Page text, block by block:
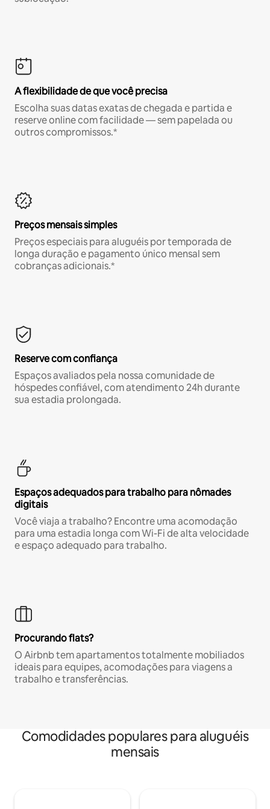
A flexibilidade de que você precisa
Escolha suas datas exatas de chegada e partida e
reserve online com facilidade — sem papelada ou
outros compromissos.*
Preços mensais simples
Preços especiais para aluguéis por temporada de
longa duração e pagamento único mensal sem
cobranças adicionais.*
Reserve com confiança
Espaços avaliados pela nossa comunidade de
hóspedes confiável, com atendimento 24h durante
sua estadia prolongada.
Espaços adequados para trabalho para nômades
digitais
Você viaja a trabalho? Encontre uma acomodação
para uma estadia longa com Wi-Fi de alta velocidade
e espaço adequado para trabalho.
Procurando flats?
O Airbnb tem apartamentos totalmente mobiliados
ideais para equipes, acomodações para viagens a
trabalho e transferências.
Comodidades populares para aluguéis
mensais